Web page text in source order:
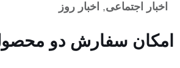
اخبار اجتماعی, اخبار روز
امکان سفارش دو محصول